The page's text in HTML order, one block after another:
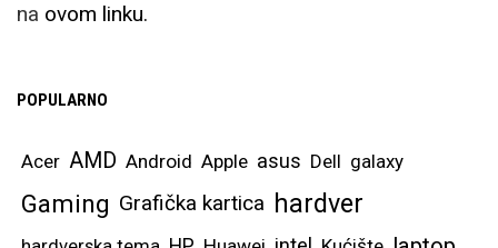
na ovom linku.
POPULARNO
Acer AMD Android Apple asus Dell galaxy
Gaming Grafička kartica hardver